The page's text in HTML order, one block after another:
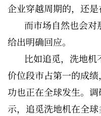
企业穿越周期的，还是
而市场自然也会对
给出明确回应。
比如追觅，洗地机
价位段市占第一的成
功也正在全球发生。
示，追觅洗地机在全